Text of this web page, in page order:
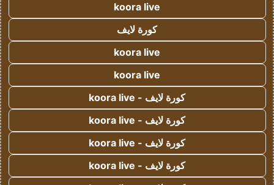
koora live
كورة لايف
koora live
koora live
كورة لايف - koora live
كورة لايف - koora live
كورة لايف - koora live
كورة لايف - koora live